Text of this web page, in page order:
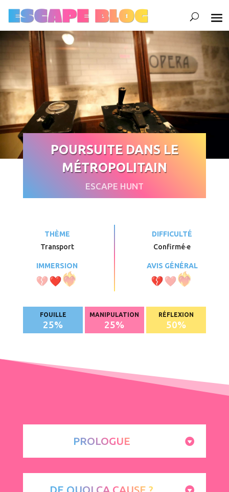
POURSUITE DANS LE
MÉTROPOLITAIN
ESCAPE HUNT
THÈME
Transport
DIFFICULTÉ
Confirmé·e
IMMERSION AVIS GÉNÉRAL
FOUILLE
25%
MANIPULATION
25%
RÉFLEXION
50%
PROLOGUE
DE QUOI ÇA CAUSE ?